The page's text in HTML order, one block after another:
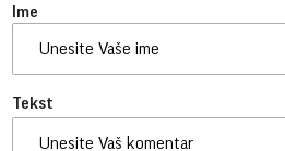
Ime
Tekst